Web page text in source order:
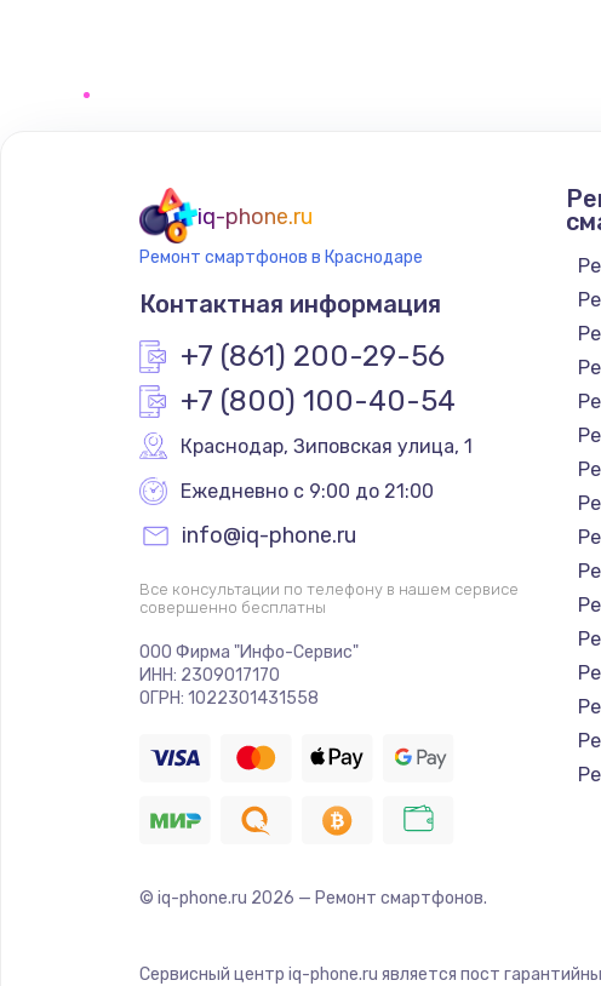
iq-phone.ru
Ремонт смартфонов в Краснодаре
Контактная информация
+7 (861) 200-29-56
+7 (800) 100-40-54
Краснодар, Зиповская улица, 1
Ежедневно с 9:00 до 21:00
info@iq-phone.ru
Все консультации по телефону в нашем сервисе
совершенно бесплатны
ООО Фирма "Инфо-Сервис"
ИНН: 2309017170
ОГРН: 1022301431558
© iq-phone.ru 2026 — Ремонт смартфонов.
Сервисный центр iq-phone.ru является пост